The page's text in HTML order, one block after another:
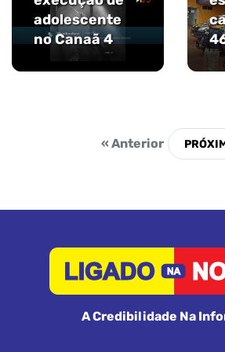
adolescente
no Canaã 4
« Anterior
A Credibilidade Na